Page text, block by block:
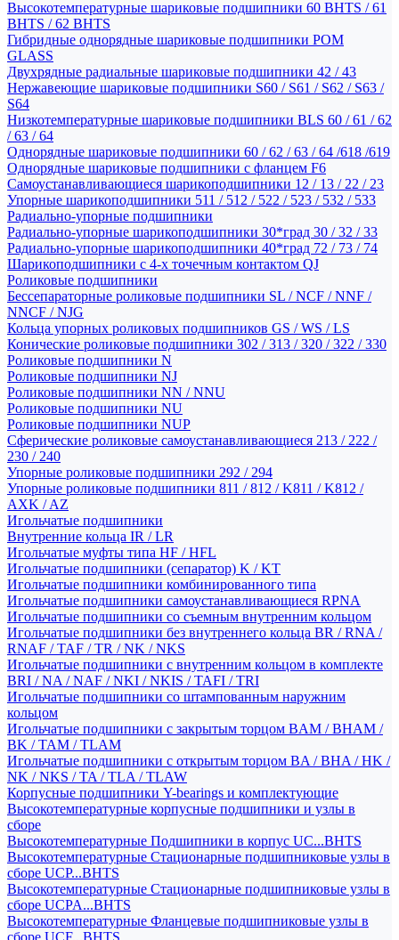
Высокотемпературные шариковые подшипники 60 BHTS / 61
BHTS / 62 BHTS
Гибридные однорядные шариковые подшипники POM
GLASS
Двухрядные радиальные шариковые подшипники 42 / 43
Нержавеющие шариковые подшипники S60 / S61 / S62 / S63 /
S64
Низкотемпературные шариковые подшипники BLS 60 / 61 / 62
/ 63 / 64
Однорядные шариковые подшипники 60 / 62 / 63 / 64 /618 /619
Однорядные шариковые подшипники с фланцем F6
Самоустанавливающиеся шарикоподшипники 12 / 13 / 22 / 23
Упорные шарикоподшипники 511 / 512 / 522 / 523 / 532 / 533
Радиально-упорные подшипники
Радиально-упорные шарикоподшипники 30*град 30 / 32 / 33
Радиально-упорные шарикоподшипники 40*град 72 / 73 / 74
Шарикоподшипники с 4-х точечным контактом QJ
Роликовые подшипники
Бессепараторные роликовые подшипники SL / NCF / NNF /
NNCF / NJG
Кольца упорных роликовых подшипников GS / WS / LS
Конические роликовые подшипники 302 / 313 / 320 / 322 / 330
Роликовые подшипники N
Роликовые подшипники NJ
Роликовые подшипники NN / NNU
Роликовые подшипники NU
Роликовые подшипники NUP
Сферические роликовые самоустанавливающиеся 213 / 222 /
230 / 240
Упорные роликовые подшипники 292 / 294
Упорные роликовые подшипники 811 / 812 / K811 / K812 /
AXK / AZ
Игольчатые подшипники
Внутренние кольца IR / LR
Игольчатые муфты типа HF / HFL
Игольчатые подшипники (сепаратор) K / KT
Игольчатые подшипники комбинированного типа
Игольчатые подшипники самоустанавливающиеся RPNA
Игольчатые подшипники со съемным внутренним кольцом
Игольчатые подшипники без внутреннего кольца BR / RNA /
RNAF / TAF / TR / NK / NKS
Игольчатые подшипники с внутренним кольцом в комплекте
BRI / NA / NAF / NKI / NKIS / TAFI / TRI
Игольчатые подшипники со штампованным наружним
кольцом
Игольчатые подшипники с закрытым торцом BAM / BHAM /
BK / TAM / TLAM
Игольчатые подшипники с открытым торцом BA / BHA / HK /
NK / NKS / TA / TLA / TLAW
Корпусные подшипники Y-bearings и комплектующие
Высокотемпературные корпусные подшипники и узлы в
сборе
Высокотемпературные Подшипники в корпус UC...BHTS
Высокотемпературные Стационарные подшипниковые узлы в
сборе UCP...BHTS
Высокотемпературные Стационарные подшипниковые узлы в
сборе UCPA...BHTS
Высокотемпературные Фланцевые подшипниковые узлы в
сборе UCF...BHTS